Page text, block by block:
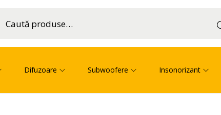
Difuzoare Subwoofere Insonorizant